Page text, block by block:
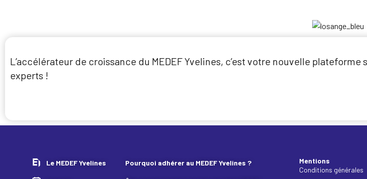
L’accélérateur de croissance du MEDEF Yvelines, c’est votre nouvelle
experts !
Le MEDEF Yvelines Pourquoi adhérer au MEDEF Yvelines ?
Mentions
Conditions générales